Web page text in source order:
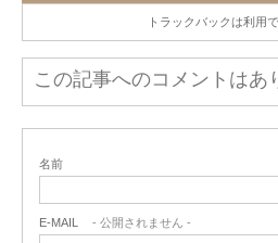
トラックバックは利用
この記事へのコメントはあ
名前
E-MAIL - 公開されません -